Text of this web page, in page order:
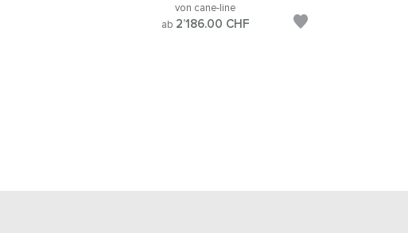
von cane-line
ab 2’186.00 CHF